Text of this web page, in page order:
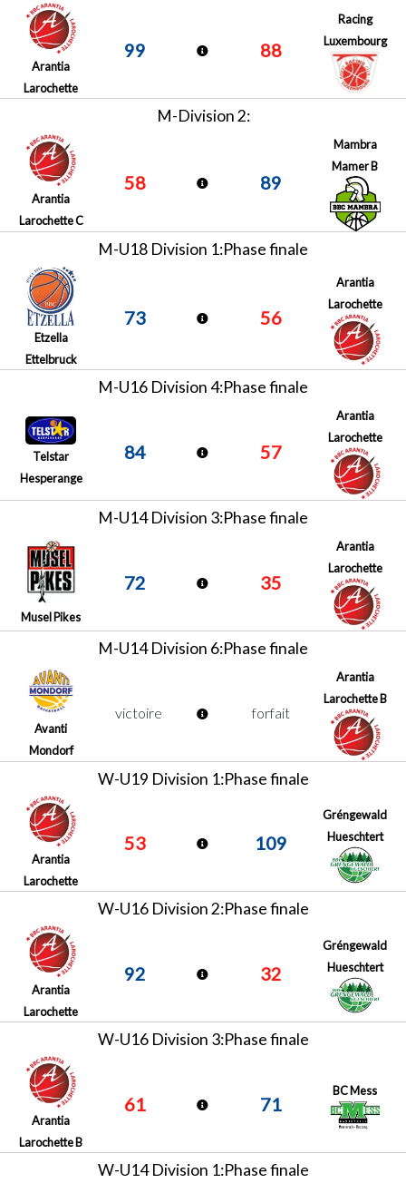
Arantia
Larochette
99 88
Racing
Luxembourg
M-Division 2:
Arantia
Larochette C
58 89
Mambra
Mamer B
M-U18 Division 1:Phase finale
Etzella
Ettelbruck
73 56
Arantia
Larochette
M-U16 Division 4:Phase finale
Telstar
Hesperange
84 57
Arantia
Larochette
M-U14 Division 3:Phase finale
Musel Pikes
72 35
Arantia
Larochette
M-U14 Division 6:Phase finale
Avanti
Mondorf
victoire forfait
Arantia
Larochette B
W-U19 Division 1:Phase finale
Arantia
Larochette
53 109
Gréngewald
Hueschtert
W-U16 Division 2:Phase finale
Arantia
Larochette
92 32
Gréngewald
Hueschtert
W-U16 Division 3:Phase finale
Arantia
Larochette B
61 71
BC Mess
W-U14 Division 1:Phase finale